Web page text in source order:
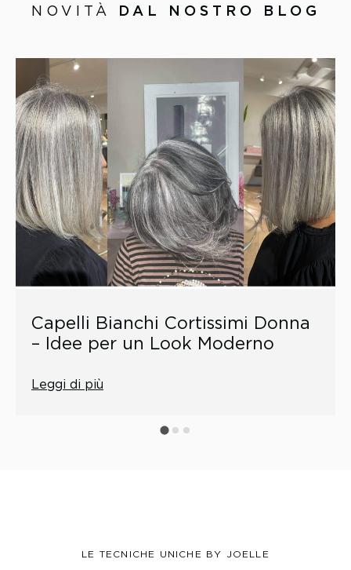
NOVITÀ DAL NOSTRO BLOG
Capelli Bianchi Cortissimi Donna
– Idee per un Look Moderno
Leggi di più
LE TECNICHE UNICHE BY JOELLE